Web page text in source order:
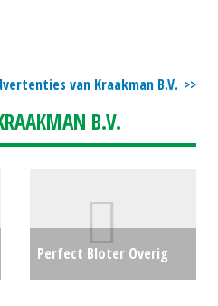
van Kraakman B.V.
B.V.
Perfect Bloter Overig